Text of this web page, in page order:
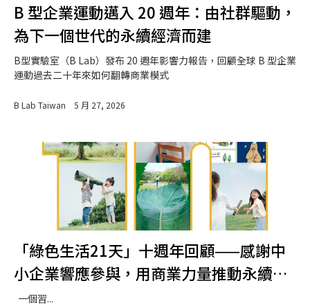
B 型企業運動邁入 20 週年：由社群驅動，
為下一個世代的永續經濟而建
B型實驗室（B Lab）發布 20 週年影響力報告，回顧全球 B 型企業
運動過去二十年來如何翻轉商業模式
B Lab Taiwan 5 月 27, 2026
「綠色生活21天」十週年回顧——感謝中
小企業響應參與，用商業力量推動永續生
活
一個習...